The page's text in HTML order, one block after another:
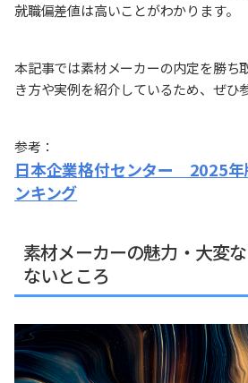
就職偏差値は高いことがわかります。
本記事では素材メーカーの内定を勝ち
き方や実例を紹介しているため、ぜひ
参考：
日本企業格付センター 2025年
ンキング
素材メーカーの魅力・大変
ないところ